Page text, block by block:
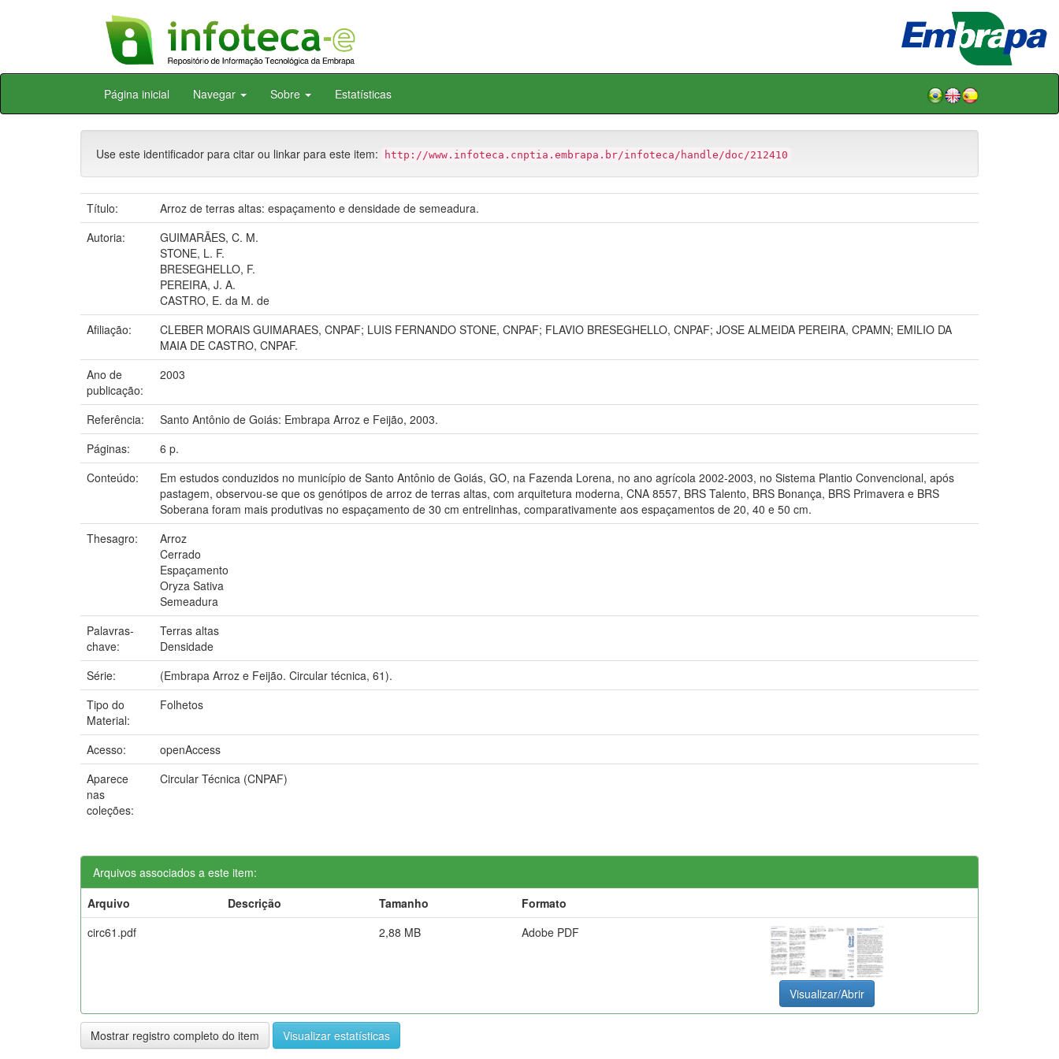
Skip
Página inicial Navegar Sobre Estatísticas
Use este identificador para citar ou linkar para este item: http://www.infoteca.cnptia.embrapa.br/infoteca/handle/doc/212410
Título:
Arroz de terras altas: espaçamento e densidade de semeadura.
Autoria:
GUIMARÃES, C. M.
STONE, L. F.
BRESEGHELLO, F.
PEREIRA, J. A.
CASTRO, E. da M. de
Afiliação:
CLEBER MORAIS GUIMARAES, CNPAF; LUIS FERNANDO STONE, CNPAF; FLAVIO BRESEGHELLO, CNPAF; JOSE ALMEIDA PEREIRA, CPAMN; EMILIO DA
MAIA DE CASTRO, CNPAF.
Ano de
publicação:
2003
Referência:
Santo Antônio de Goiás: Embrapa Arroz e Feijão, 2003.
Páginas:
6 p.
Conteúdo:
Em estudos conduzidos no município de Santo Antônio de Goiás, GO, na Fazenda Lorena, no ano agrícola 2002-2003, no Sistema Plantio Convencional, após
pastagem, observou-se que os genótipos de arroz de terras altas, com arquitetura moderna, CNA 8557, BRS Talento, BRS Bonança, BRS Primavera e BRS
Soberana foram mais produtivas no espaçamento de 30 cm entrelinhas, comparativamente aos espaçamentos de 20, 40 e 50 cm.
Thesagro:
Arroz
Cerrado
Espaçamento
Oryza Sativa
Semeadura
Palavras-
chave:
Terras altas
Densidade
Série:
(Embrapa Arroz e Feijão. Circular técnica, 61).
Tipo do
Material:
Folhetos
Acesso:
openAccess
Aparece
nas
coleções:
Circular Técnica (CNPAF)
Arquivos associados a este item:
Arquivo
Descrição Tamanho
Formato
circ61.pdf
2,88 MB Adobe PDF
Visualizar/Abrir
Mostrar registro completo do item Visualizar estatísticas